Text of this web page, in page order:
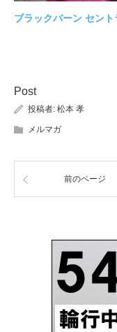
ブラックバーン セン
Post
投稿者: 松本 孝
メルマガ
前のページ